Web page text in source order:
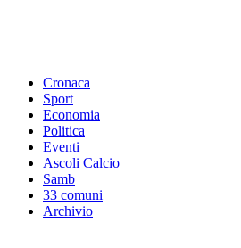
Cronaca
Sport
Economia
Politica
Eventi
Ascoli Calcio
Samb
33 comuni
Archivio